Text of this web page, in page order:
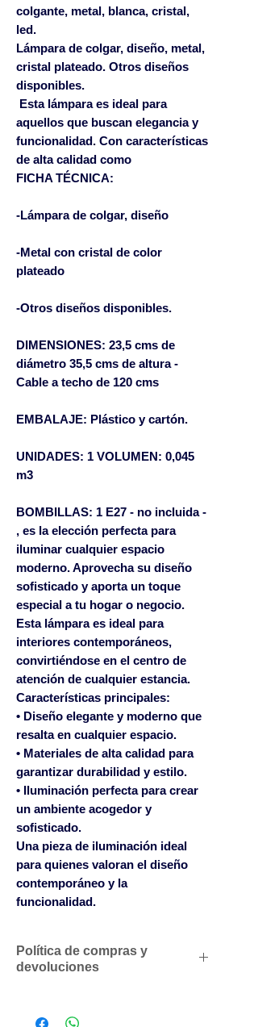
colgante, metal, blanca, cristal,
led.
Lámpara de colgar, diseño, metal,
cristal plateado. Otros diseños
disponibles.
aquellos que buscan elegancia y
funcionalidad. Con características
de alta calidad como
FICHA TÉCNICA:
-Lámpara de colgar, diseño
-Metal con cristal de color
plateado
-Otros diseños disponibles.
DIMENSIONES: 23,5 cms de
diámetro 35,5 cms de altura -
Cable a techo de 120 cms
EMBALAJE: Plástico y cartón.
UNIDADES: 1 VOLUMEN: 0,045
m3
BOMBILLAS: 1 E27 - no incluida -
, es la elección perfecta para
iluminar cualquier espacio
moderno. Aprovecha su diseño
sofisticado y aporta un toque
especial a tu hogar o negocio.
Esta lámpara es ideal para
interiores contemporáneos,
convirtiéndose en el centro de
atención de cualquier estancia.
Características principales:
• Diseño elegante y moderno que
resalta en cualquier espacio.
• Materiales de alta calidad para
garantizar durabilidad y estilo.
• Iluminación perfecta para crear
un ambiente acogedor y
sofisticado.
Una pieza de iluminación ideal
para quienes valoran el diseño
contemporáneo y la
funcionalidad.
Política de compras y
devoluciones
profesionales según volumen